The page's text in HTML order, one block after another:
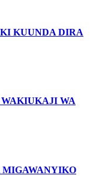
KUUNDA DIRA
WA